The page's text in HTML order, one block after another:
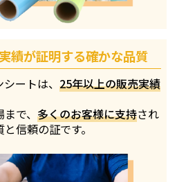
績が証明する確かな品質
シートは、25年以上の販売実績
まで、多くのお客様に支持され
信頼の証です。